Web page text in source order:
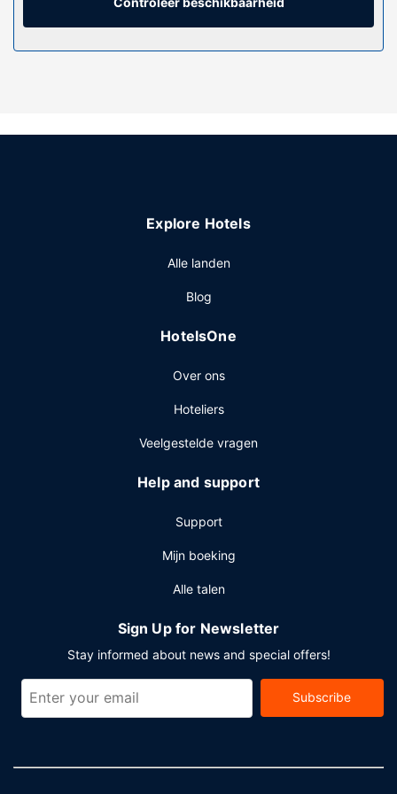
Algemene voorziening
De accommodatie heeft een terras en een tuin waar je van
uitstapjes/tickets.
even ontspannen? Kom tot rust met een lekker drankje in
genieten van een lekker ontbijtbuffet, dat geserveerd
Enkele van de voorzieningen zijn meertalig personeel, een
beschikt over 3 vergaderruimtes. Ter plaatse heb je gratis
Explore Hotels
Alle landen
Blog
HotelsOne
Over ons
Hoteliers
Veelgestelde vragen
Help and support
Support
Mijn boeking
Alle talen
Sign Up for Newsletter
Stay informed about news and special offers!
Subscribe